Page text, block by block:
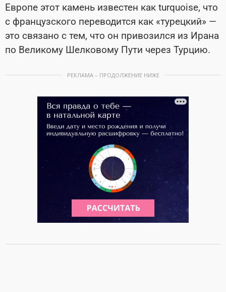
Европе этот камень известен как turquoise, что
с французского переводится как «турецкий» —
это связано с тем, что он привозился из Ирана
по Великому Шелковому Пути через Турцию.
РЕКЛАМА – ПРОДОЛЖЕНИЕ НИЖЕ